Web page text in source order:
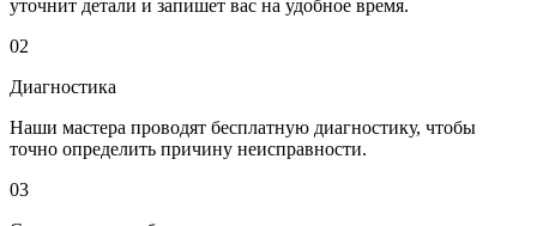
уточнит детали и запишет вас на удобное время.
02
Диагностика
Наши мастера проводят бесплатную диагностику, чтобы
точно определить причину неисправности.
03